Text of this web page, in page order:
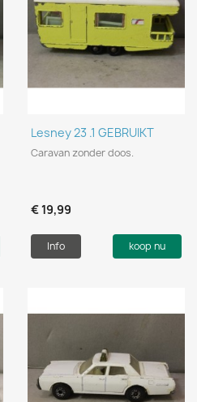
Lesney 23 .1 GEBRUIKT
Caravan zonder doos.
€ 19,99
Info koop nu